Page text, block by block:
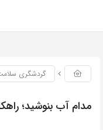
گردشگری
مدام آب بنوشید؛